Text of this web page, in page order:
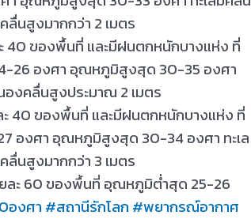
นสูงมากกว่า 2 เมตร
40 ของพื้นที่ และมีฝนตกหนักบางแห่ง ที่
26 องศา อุณหภูมิสูงสุด 30-35 องศา
องคลื่นสูงประมาณ 2 เมตร
40 ของพื้นที่ และมีฝนตกหนักบางแห่ง ที่
องศา อุณหภูมิสูงสุด 30-34 องศา ทะเล
นสูงมากกว่า 3 เมตร
ะ 60 ของพื้นที่ อุณหภูมิต่ำสุด 25-26
องศา #สถานีรักโลก #พยากรณ์อากาศ